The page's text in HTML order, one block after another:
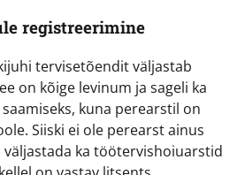
registreerimine
tervisetõendit väljastab
on kõige levinum ja sageli ka
kuna perearstil on
Siiski ei ole perearst ainus
väljastada ka töötervishoiuarstid